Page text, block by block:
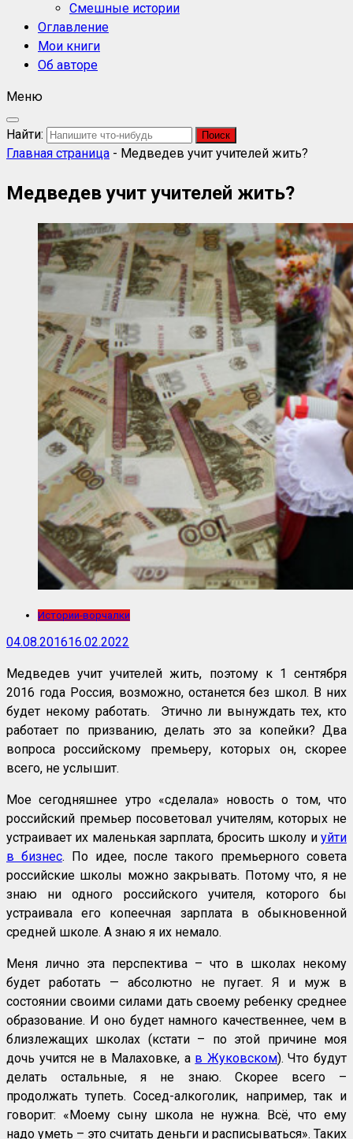
Смешные истории
Оглавление
Мои книги
Об авторе
Меню
Найти:
Главная страница - Медведев учит учителей жить?
Медведев учит учителей жить?
Истории-ворчалки
04.08.201616.02.2022
Медведев учит учителей жить, поэтому к 1 сентября
2016 года Россия, возможно, останется без школ. В них
будет некому работать. Этично ли вынуждать тех, кто
работает по призванию, делать это за копейки? Два
вопроса российскому премьеру, которых он, скорее
всего, не услышит.
Мое сегодняшнее утро «сделала» новость о том, что
российский премьер посоветовал учителям, которых не
устраивает их маленькая зарплата, бросить школу и уйти
в бизнес. По идее, после такого премьерного совета
российские школы можно закрывать. Потому что, я не
знаю ни одного российского учителя, которого бы
устраивала его копеечная зарплата в обыкновенной
средней школе. А знаю я их немало.
Меня лично эта перспектива – что в школах некому
будет работать — абсолютно не пугает. Я и муж в
состоянии своими силами дать своему ребенку среднее
образование. И оно будет намного качественнее, чем в
близлежащих школах (кстати – по этой причине моя
дочь учится не в Малаховке, а в Жуковском). Что будут
делать остальные, я не знаю. Скорее всего –
продолжать тупеть. Сосед-алкоголик, например, так и
говорит: «Моему сыну школа не нужна. Всё, что ему
надо уметь – это считать деньги и расписываться». Таких